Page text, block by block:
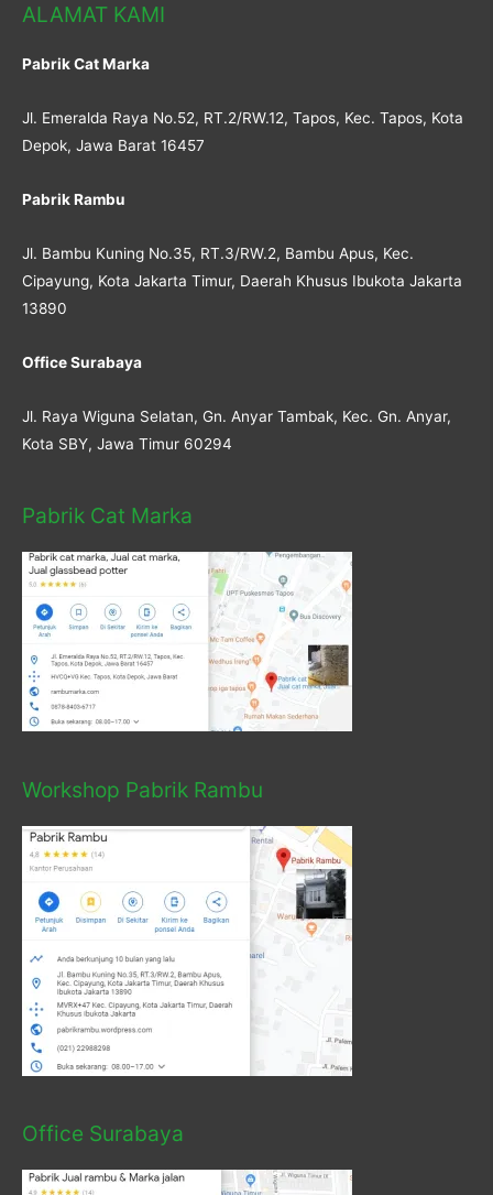
ALAMAT KAMI
Pabrik Cat Marka
Jl. Emeralda Raya No.52, RT.2/RW.12, Tapos, Kec. Tapos, Kota
Depok, Jawa Barat 16457
Pabrik Rambu
Jl. Bambu Kuning No.35, RT.3/RW.2, Bambu Apus, Kec.
Cipayung, Kota Jakarta Timur, Daerah Khusus Ibukota Jakarta
13890
Office Surabaya
Jl. Raya Wiguna Selatan, Gn. Anyar Tambak, Kec. Gn. Anyar,
Kota SBY, Jawa Timur 60294
Pabrik Cat Marka
Workshop Pabrik Rambu
Office Surabaya